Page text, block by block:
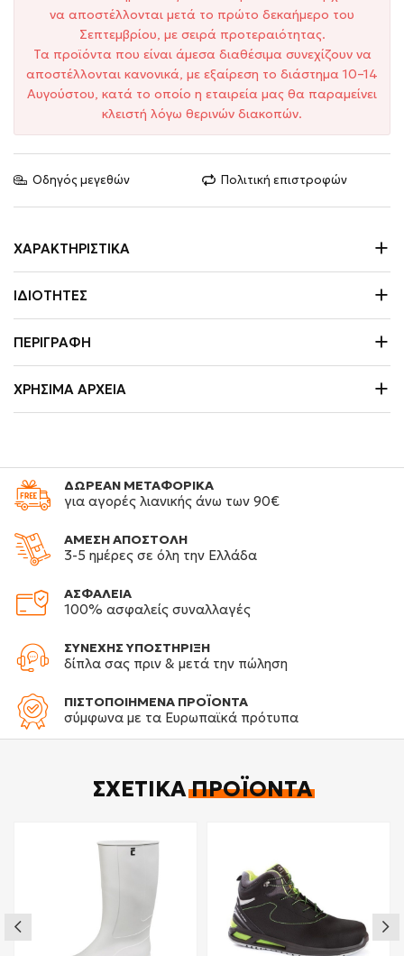
να αποστέλλονται μετά το πρώτο δεκαήμερο του
Σεπτεμβρίου, με σειρά προτεραιότητας.
Τα προϊόντα που είναι άμεσα διαθέσιμα συνεχίζουν να
αποστέλλονται κανονικά, με εξαίρεση το διάστημα 10–14
Αυγούστου, κατά το οποίο η εταιρεία μας θα παραμείνει
κλειστή λόγω θερινών διακοπών.
Οδηγός μεγεθών Πολιτική επιστροφών
ΧΑΡΑΚΤΗΡΙΣΤΙΚΆ
ΙΔΙΌΤΗΤΕΣ
ΠΕΡΙΓΡΑΦΉ
ΧΡΉΣΙΜΑ ΑΡΧΕΊΑ
ΔΩΡΕΑΝ ΜΕΤΑΦΟΡΙΚΑ
για αγορές λιανικής άνω των 90€
ΑΜΕΣΗ ΑΠΟΣΤΟΛΗ
3-5 ημέρες σε όλη την Ελλάδα
ΑΣΦΑΛΕΙΑ
100% ασφαλείς συναλλαγές
ΣΥΝΕΧΗΣ ΥΠΟΣΤΗΡΙΞΗ
δίπλα σας πριν & μετά την πώληση
ΠΙΣΤΟΠΟΙΗΜΕΝΑ ΠΡΟΪΟΝΤΑ
σύμφωνα με τα Ευρωπαϊκά πρότυπα
ΣΧΕΤΙΚΆΠΡΟΪΌΝΤΑ